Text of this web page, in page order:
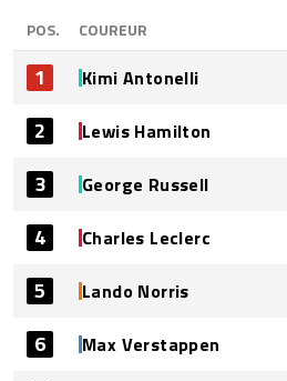
POS. COUREUR
1 Kimi Antonelli
2 Lewis Hamilton
3 George Russell
4 Charles Leclerc
5 Lando Norris
6 Max Verstappen